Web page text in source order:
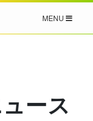
MENU
ース